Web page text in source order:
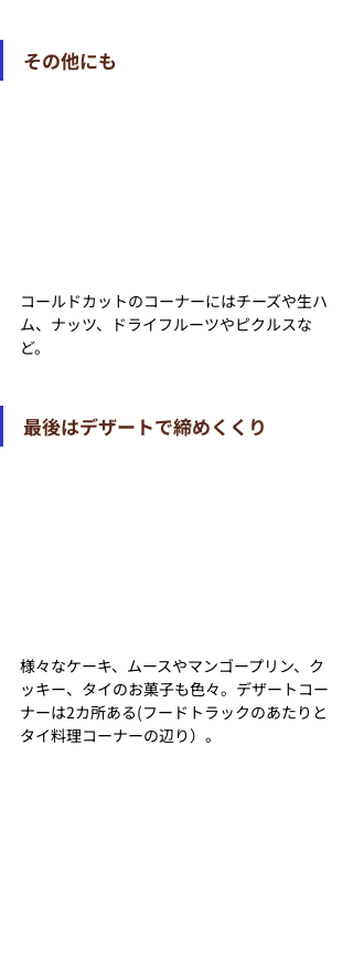
その他にも
コールドカットのコーナーにはチーズや生ハ
ム、ナッツ、ドライフルーツやピクルスな
ど。
最後はデザートで締めくくり
様々なケーキ、ムースやマンゴープリン、ク
ッキー、タイのお菓子も色々。デザートコー
ナーは2カ所ある(フードトラックのあたりと
タイ料理コーナーの辺り）。